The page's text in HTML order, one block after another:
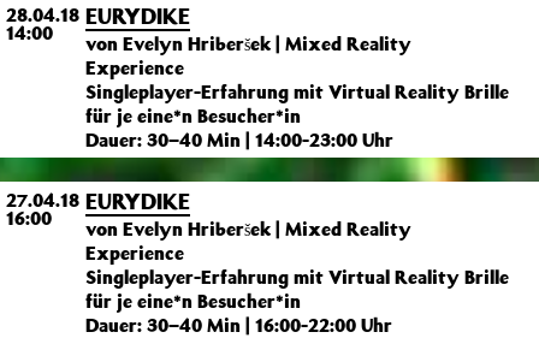
28.04.18
14:00
EURYDIKE
von Evelyn Hriberšek | Mixed Reality
Experience
Singleplayer-Erfahrung mit Virtual Reality Brille
für je eine*n Besucher*in
Dauer: 30–40 Min | 14:00-23:00 Uhr
27.04.18
16:00
EURYDIKE
von Evelyn Hriberšek | Mixed Reality
Experience
Singleplayer-Erfahrung mit Virtual Reality Brille
für je eine*n Besucher*in
Dauer: 30–40 Min | 16:00-22:00 Uhr